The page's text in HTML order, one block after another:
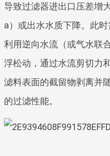
导致过滤器进出口压差增
a）或出水水质下降。此
利用逆向水流（或气水联
浮松动，通过水流剪切力
滤料表面的截留物剥离并
的过滤性能。